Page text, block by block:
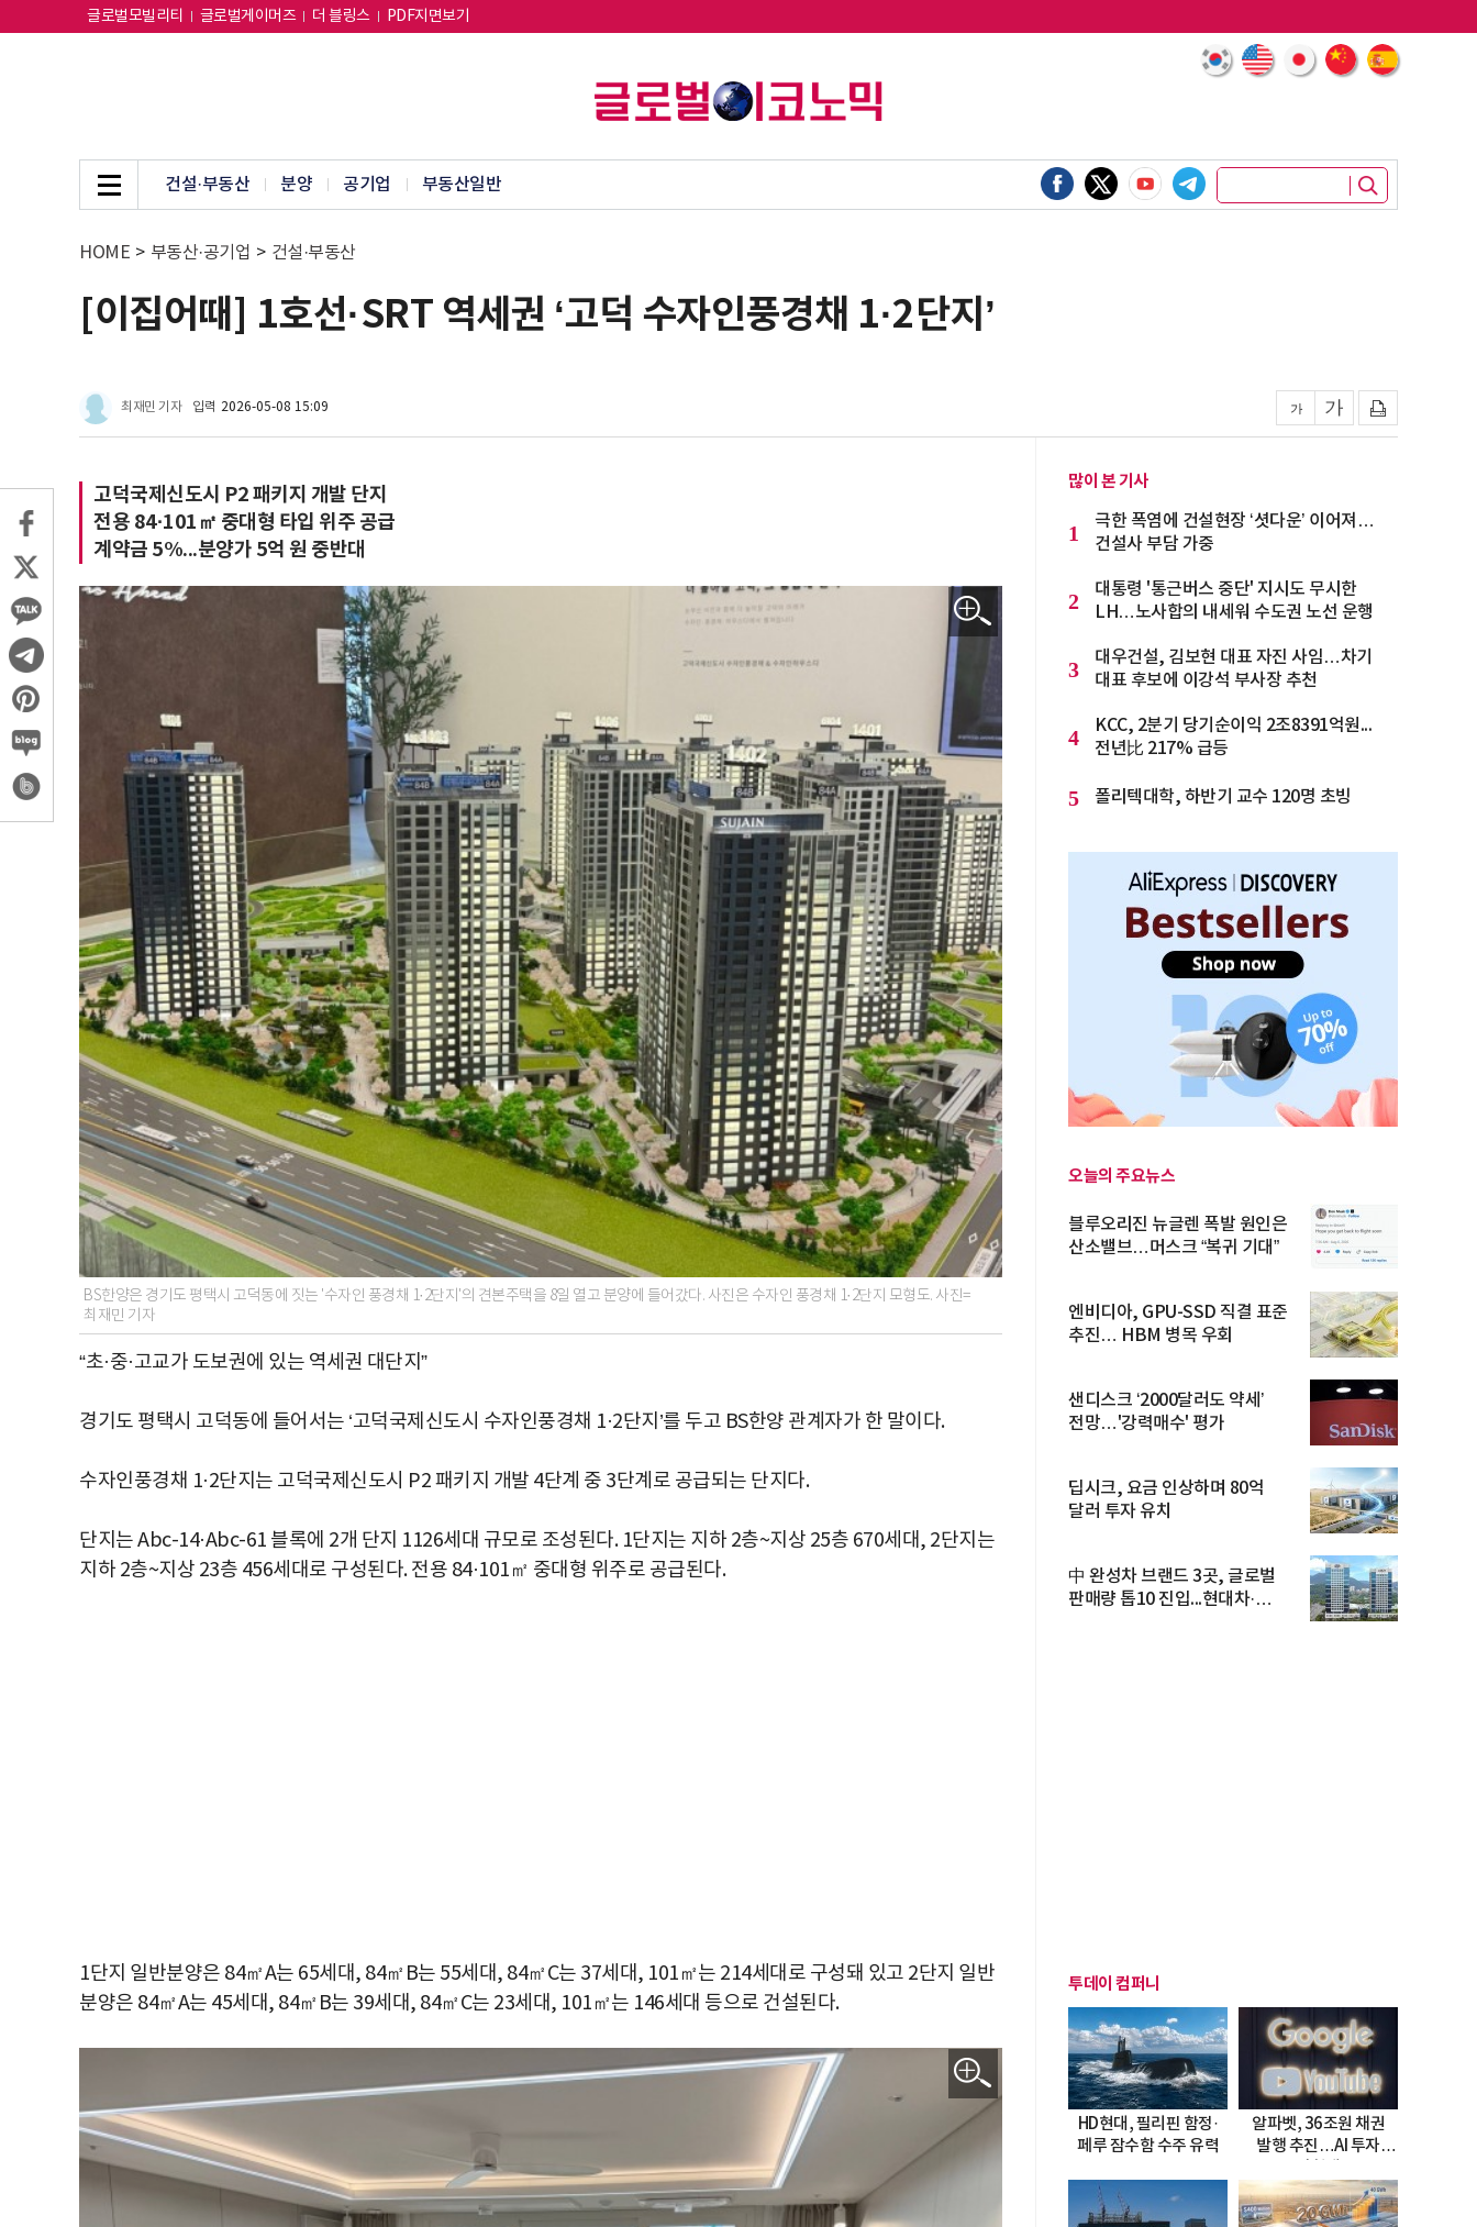
글로벌모빌리티 글로벌게이머즈 더 블링스 PDF지면보기
건설·부동산 분양 공기업 부동산일반
HOME > 부동산·공기업 > 건설·부동산
[이집어때] 1호선·SRT 역세권 ‘고덕 수자인풍경채 1·2단지’
최재민 기자 입력 2026-05-08 15:09
고덕국제신도시 P2 패키지 개발 단지
전용 84·101㎡ 중대형 타입 위주 공급
계약금 5%...분양가 5억 원 중반대
BS한양은 경기도 평택시 고덕동에 짓는 '수자인 풍경채 1·2단지'의 견본주택을 8일 열고 분양에 들어갔다. 사진은 수자인 풍경채 1·2단지 모형도. 사진=
최재민 기자
“초·중·고교가 도보권에 있는 역세권 대단지”
경기도 평택시 고덕동에 들어서는 ‘고덕국제신도시 수자인풍경채 1·2단지’를 두고 BS한양 관계자가 한 말이다.
수자인풍경채 1·2단지는 고덕국제신도시 P2 패키지 개발 4단계 중 3단계로 공급되는 단지다.
단지는 Abc-14·Abc-61 블록에 2개 단지 1126세대 규모로 조성된다. 1단지는 지하 2층~지상 25층 670세대, 2단지는
지하 2층~지상 23층 456세대로 구성된다. 전용 84·101㎡ 중대형 위주로 공급된다.
1단지 일반분양은 84㎡A는 65세대, 84㎡B는 55세대, 84㎡C는 37세대, 101㎡는 214세대로 구성돼 있고 2단지 일반
분양은 84㎡A는 45세대, 84㎡B는 39세대, 84㎡C는 23세대, 101㎡는 146세대 등으로 건설된다.
많이 본 기사
1
극한 폭염에 건설현장 ‘셧다운’ 이어져…
건설사 부담 가중
2
대통령 '통근버스 중단' 지시도 무시한
LH…노사합의 내세워 수도권 노선 운행
3
대우건설, 김보현 대표 자진 사임…차기
대표 후보에 이강석 부사장 추천
4
KCC, 2분기 당기순이익 2조8391억원...
전년比 217% 급등
5 폴리텍대학, 하반기 교수 120명 초빙
오늘의 주요뉴스
블루오리진 뉴글렌 폭발 원인은
산소밸브…머스크 “복귀 기대”
엔비디아, GPU-SSD 직결 표준
추진… HBM 병목 우회
샌디스크 ‘2000달러도 약세’
전망…'강력매수' 평가
딥시크, 요금 인상하며 80억
달러 투자 유치
中 완성차 브랜드 3곳, 글로벌
판매량 톱10 진입...현대차·
투데이 컴퍼니
HD현대, 필리핀 함정·
페루 잠수함 수주 유력
알파벳, 36조원 채권
발행 추진…AI 투자